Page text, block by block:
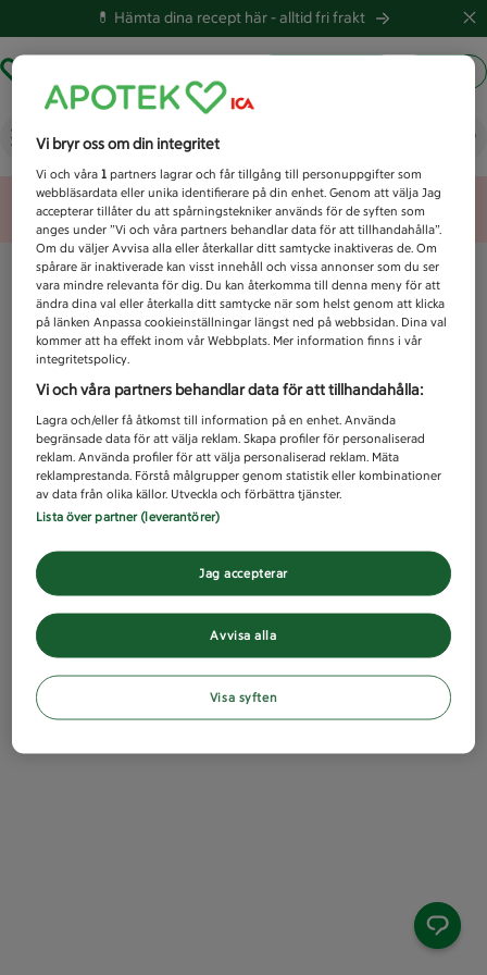
💊 Hämta dina recept här -alltid fri frakt
Vad letar du efter idag?
Unknown error
Vi bryr oss om din integritet
Vi och våra1 partners lagrar och får tillgång till personuppgifter som
webbläsardata eller unika identifierare på din enhet. Genom att välja Jag
accepterar tillåter du att spårningstekniker används för de syften som
anges under ”Vi och våra partners behandlar data för att tillhandahålla”.
Om du väljer Avvisa alla eller återkallar ditt samtycke inaktiveras de. Om
spårare är inaktiverade kan visst innehåll och vissa annonser som du ser
vara mindre relevanta för dig. Du kan återkomma till denna meny för att
ändra dina val eller återkalla ditt samtycke när som helst genom att klicka
på länken Anpassa cookieinställningar längst ned på webbsidan. Dina val
kommer att ha effekt inom vår Webbplats. Mer information finns i vår
integritetspolicy.
Vi och våra partners behandlar data för att tillhandahålla:
Lagra och/eller få åtkomst till information på en enhet. Använda
begränsade data för att välja reklam. Skapa profiler för personaliserad
reklam. Använda profiler för att välja personaliserad reklam. Mäta
reklamprestanda. Förstå målgrupper genom statistik eller kombinationer
av data från olika källor. Utveckla och förbättra tjänster.
Lista över partner (leverantörer)
Avvisa alla
Jag accepterar
Visa syften